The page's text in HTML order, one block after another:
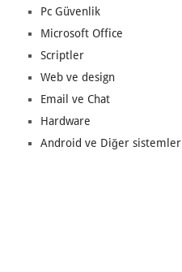
Pc Güvenlik
Microsoft Office
Scriptler
Web ve design
Email ve Chat
Hardware
Android ve Diğer sistemler